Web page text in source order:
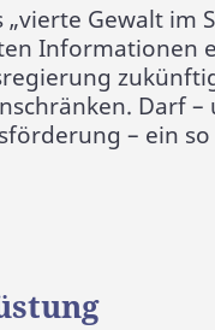
Gewalt im
Informationen
Darf
– ein